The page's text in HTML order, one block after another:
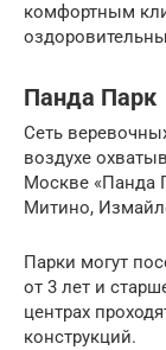
комфортным
Панда Парк
Сеть
воздухе
Москве «Панда
Митино,
Парки могут
от 3 лет и
центрах
конструкций.